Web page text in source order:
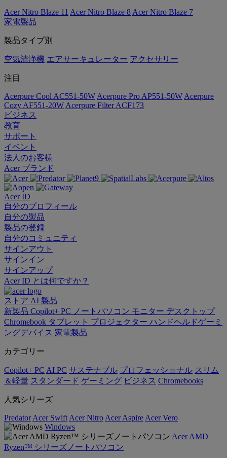
Acer Nitro Blaze 11 Acer Nitro Blaze 8 Acer Nitro Blaze 7
家電製品
製品タイプ別
空気清浄機 エアサーキュレーター アクセサリー
注目
Acerpure Cool AC551-50W Acerpure Pro AP551-50W Acerpure
Cozy AF551-20W Acerpure Filter ACF173
ビジネス
教育
サポート
イベント
法人のお客様
Acer ブランド
Acer ID
自分のプロフィール
自分の製品
製品の登録
自分のコミュニティ
サインアウト
サインイン
サインアップ
Acer ID とは何ですか？
ストア AI 製品
新製品 Copilot+ PC ノートパソコン モニター デスクトップ
Chromebook タブレット プロジェクター ハンドヘルドゲーミ
ングデバイス 家電製品
カテゴリー
Copilot+ PC AI PC サステナブル プロフェッショナル スリム
＆軽量 スタンダード ゲーミング ビジネス Chromebooks
人気シリーズ
Predator Acer Swift Acer Nitro Acer Aspire Acer Vero
Windows
Acer AMD
Ryzen™ シリーズノートパソコン